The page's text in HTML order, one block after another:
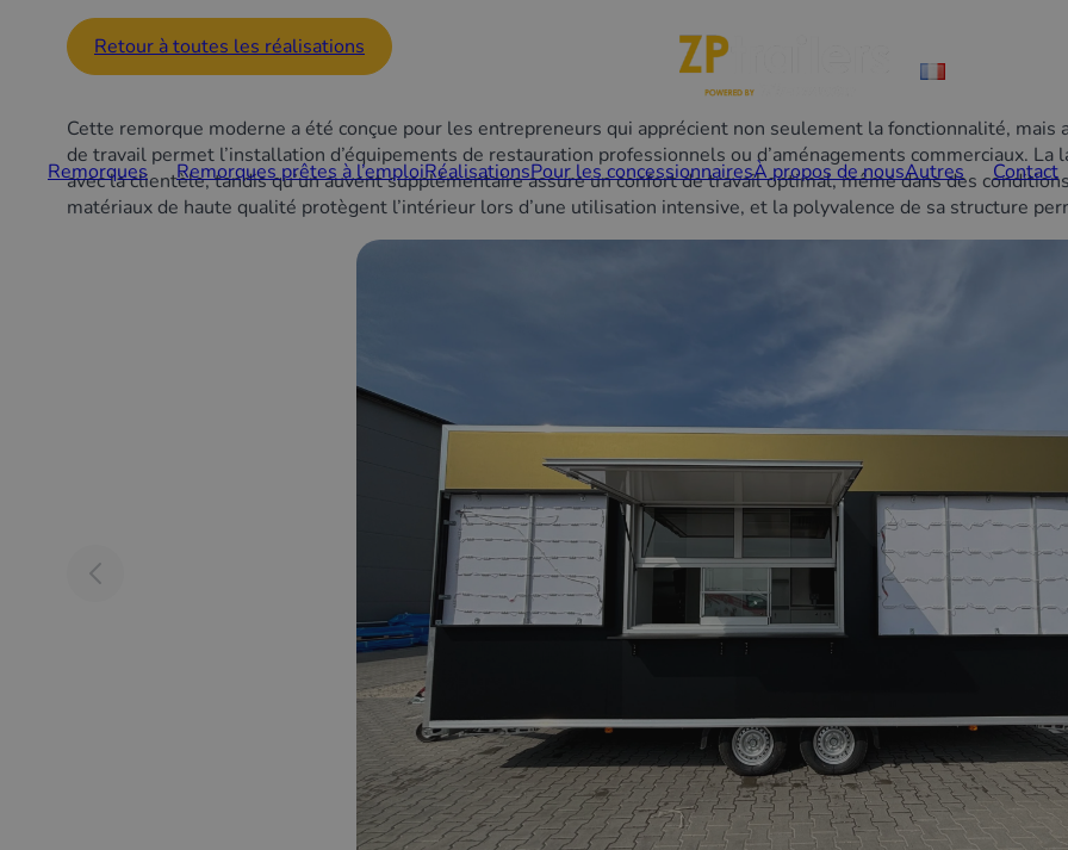
Remorques Remorques prêtes à l’emploiRéalisationsPour les concessionnairesÀ propos de nousAutres Contact
Retour à toutes les réalisations
Cette remorque moderne a été conçue pour les entrepreneurs qui apprécient non seulement la fonctionnalité, mais
de travail permet l’installation d’équipements de restauration professionnels ou d’aménagements commerciaux. La
avec la clientèle, tandis qu’un auvent supplémentaire assure un confort de travail optimal, même dans des
matériaux de haute qualité protègent l’intérieur lors d’une utilisation intensive, et la polyvalence de sa structure